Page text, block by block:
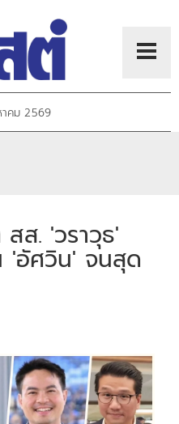
าคม 2569
ส. 'วราวุธ'
'อัศวิน' จนสุด